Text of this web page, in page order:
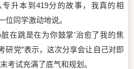
升本到419分的故事，我真的相
位同学激动地说。
脏在跳是在为你鼓掌’治愈了我的焦
研党”表示，这次分享会让自己对即
考试充满了底气和规划。